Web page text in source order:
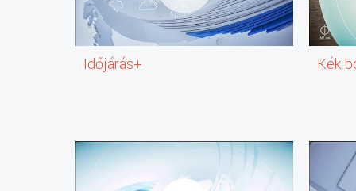
2025-10-02 15:30:00 HÍREK
lesz a következő lépés, csatlakozzon hozzánk.
2025-10-02 15:50:00 Ma délután
Időjárás+ Kék